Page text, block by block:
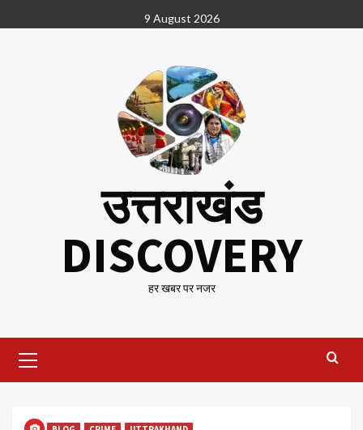
to
9 August 2026
उत्तराखंड
DISCOVERY
हर खबर पर नजर
Menu